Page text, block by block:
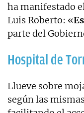
ha manifestado
Luis Roberto: «
parte del
Hospital de
Llueve sobre
según las